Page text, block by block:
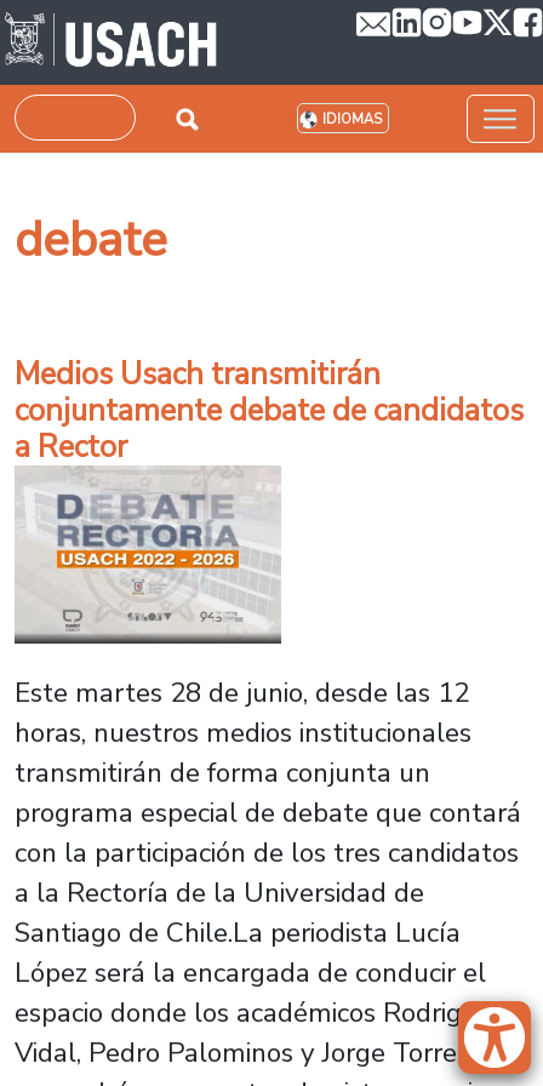
Pasar al contenido principal
Buscar IDIOMAS
debate
Medios Usach transmitirán
conjuntamente debate de candidatos
a Rector
Este martes 28 de junio, desde las 12
horas, nuestros medios institucionales
transmitirán de forma conjunta un
programa especial de debate que contará
con la participación de los tres candidatos
a la Rectoría de la Universidad de
Santiago de Chile.La periodista Lucía
López será la encargada de conducir el
espacio donde los académicos Rodrigo
Vidal, Pedro Palominos y Jorge Torres